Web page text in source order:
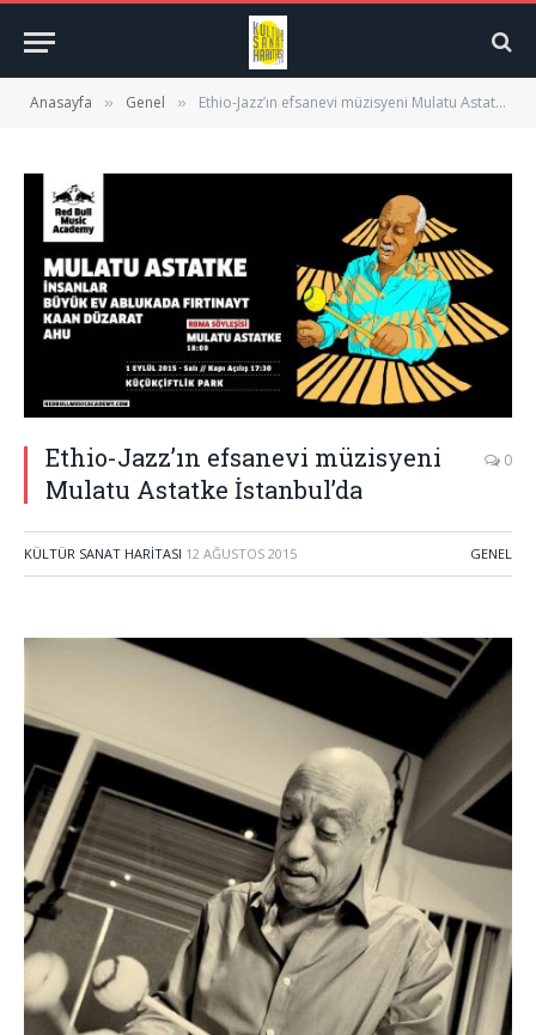
Anasayfa » Genel » Ethio-Jazz’ın efsanevi müzisyeni Mulatu Astatke İstanbul’da
Ethio-Jazz’ın efsanevi müzisyeni
Mulatu Astatke İstanbul’da
0
KÜLTÜR SANAT HARITASI 12 AĞUSTOS 2015 GENEL